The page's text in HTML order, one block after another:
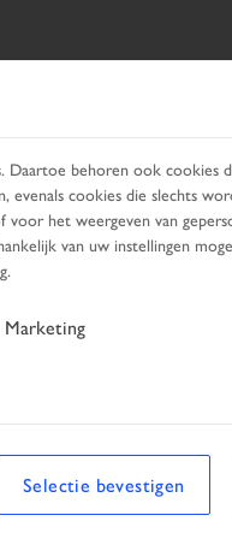
SERVICES ZOEKEN
behoren ook cookies
cookies die slechts
het weergeven van
van uw instellingen
Marketing
Selectie bevestigen